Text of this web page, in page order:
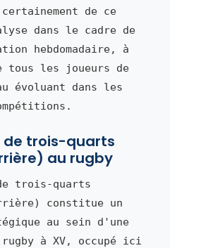
de ce
dans le cadre de
hebdomadaire, à
tous les joueurs de
évoluant dans les
de trois-quarts
au rugby
trois-quarts
constitue un
au sein d'une
rugby à XV, occupé ici